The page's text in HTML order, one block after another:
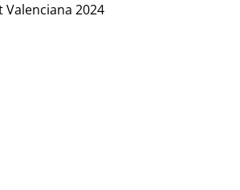
2024